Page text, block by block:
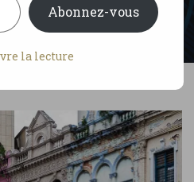
14 mai 2012
Abonnez-vous
la lecture